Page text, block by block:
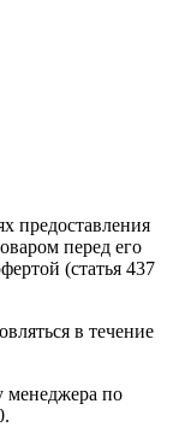
предоставления
перед его
(статья 437
в течение
менеджера по